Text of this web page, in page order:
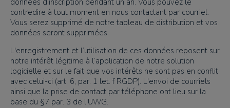
données d’inscription pendant un an. Vous pouvez le
contredire à tout moment en nous contactant par courriel.
Vous serez supprimé de notre tableau de distribution et vos
données seront supprimées.
L'enregistrement et l’utilisation de ces données reposent sur
notre intérêt légitime à l’application de notre solution
logicielle et sur le fait que vos intérêts ne sont pas en conflit
avec celui-ci (art. 6, par. 1 let. f RGDP). L'envoi de courriels
ainsi que la prise de contact par téléphone ont lieu sur la
base du §7 par. 3 de l'UWG.